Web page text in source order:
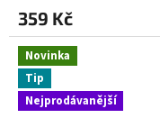
359 Kč
Novinka
Tip
Nejprodávanější